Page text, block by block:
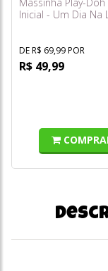
Massinha Play-Doh
Inicial - Um Dia Na
DE R$ 69,99 POR
R$ 49,99